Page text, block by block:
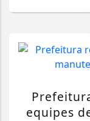
equipes